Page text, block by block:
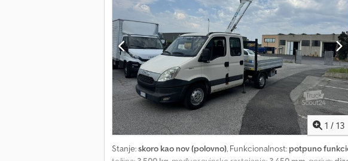
1 / 13
Stanje:skoro kao nov (polovno), Funkcionalnost: potpuno